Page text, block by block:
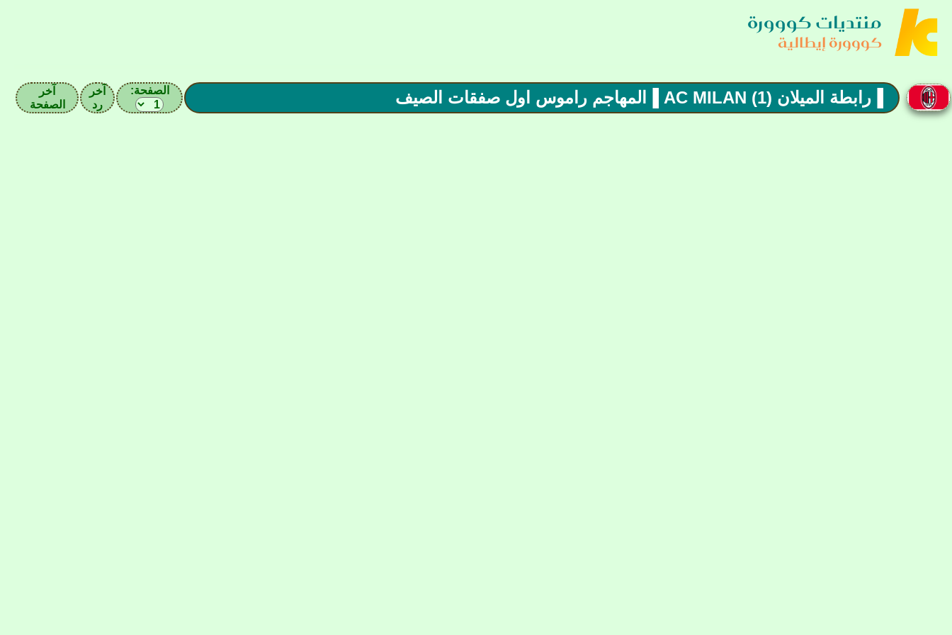
منتديات كووورة
كووورة إيطالية
▐رابطة الميلان (1) AC MILAN ▐المهاجم راموس اول صفقات الصيف الصفحة:
آخر
رد
آخر
الصفحة